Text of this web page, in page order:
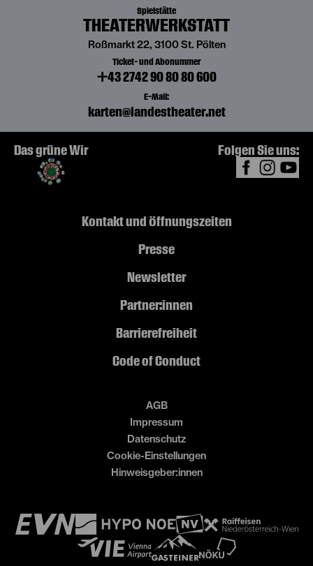
Spielstätte
THEATERWERKSTATT
Roßmarkt 22, 3100 St. Pölten
Ticket- und Abonummer
+43 2742 90 80 80 600
E-Mail:
karten@landestheater.net
Das grüne Wir Folgen Sie uns:
Kontakt und Öffnungszeiten
Presse
Newsletter
Partner:innen
Barrierefreiheit
Code of Conduct
AGB
Impressum
Datenschutz
Cookie-Einstellungen
Hinweisgeber:innen